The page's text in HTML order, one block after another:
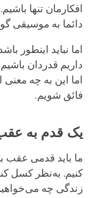
افکارمان تنها
دائما به موسیقی
اما نباید اینطور
داریم قدردان
اما این به چه
فائق شویم.
یک قدم به
ما باید قدمی عقب
کنیم. به‌نظر کسل
زندگی چه